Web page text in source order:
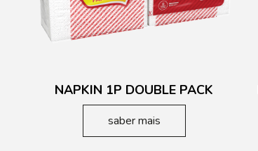
NAPKIN 1P DOUBLE PACK
saber mais